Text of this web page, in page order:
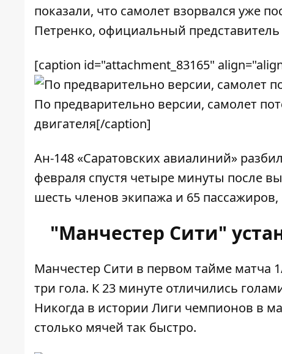
показали, что самолет взорвался уже
Петренко, официальный
[caption id="attachment_83165"
По предварительно версии, самолет
двигателя[/caption]
Ан-148 «Саратовских авиалиний»
февраля спустя четыре минуты после
шесть членов экипажа и 65
"Манчестер Сити"
Манчестер Сити в первом тайме матча
три гола. К 23 минуте отличились
Никогда в истории Лиги чемпионов в
столько мячей так быстро.